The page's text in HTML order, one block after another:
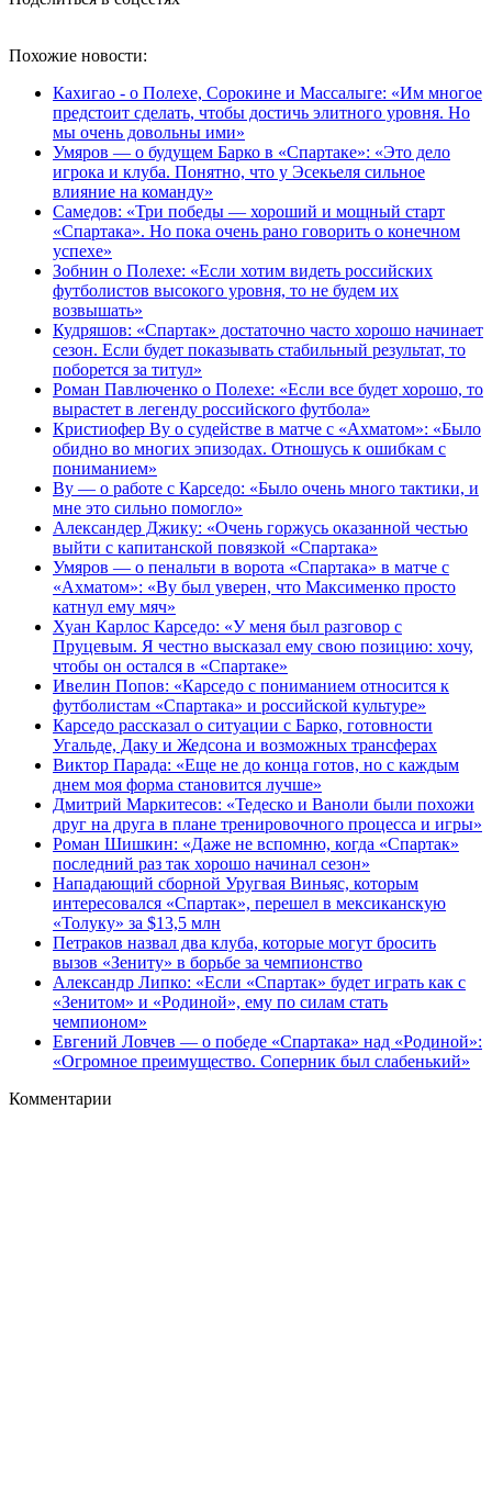
Похожие новости:
Кахигао - о Полехе, Сорокине и Массалыге: «Им многое
предстоит сделать, чтобы достичь элитного уровня. Но
мы очень довольны ими»
Умяров — о будущем Барко в «Спартаке»: «Это дело
игрока и клуба. Понятно, что у Эсекьеля сильное
влияние на команду»
Самедов: «Три победы — хороший и мощный старт
«Спартака». Но пока очень рано говорить о конечном
успехе»
Зобнин о Полехе: «Если хотим видеть российских
футболистов высокого уровня, то не будем их
возвышать»
Кудряшов: «Спартак» достаточно часто хорошо начинает
сезон. Если будет показывать стабильный результат, то
поборется за титул»
Роман Павлюченко о Полехе: «Если все будет хорошо, то
вырастет в легенду российского футбола»
Кристиофер Ву о судействе в матче с «Ахматом»: «Было
обидно во многих эпизодах. Отношусь к ошибкам с
пониманием»
Ву — о работе с Карседо: «Было очень много тактики, и
мне это сильно помогло»
Александер Джику: «Очень горжусь оказанной честью
выйти с капитанской повязкой «Спартака»
Умяров — о пенальти в ворота «Спартака» в матче с
«Ахматом»: «Ву был уверен, что Максименко просто
катнул ему мяч»
Хуан Карлос Карседо: «У меня был разговор с
Пруцевым. Я честно высказал ему свою позицию: хочу,
чтобы он остался в «Спартаке»
Ивелин Попов: «Карседо с пониманием относится к
футболистам «Спартака» и российской культуре»
Карседо рассказал о ситуации с Барко, готовности
Угальде, Даку и Жедсона и возможных трансферах
Виктор Парада: «Еще не до конца готов, но с каждым
днем моя форма становится лучше»
Дмитрий Маркитесов: «Тедеско и Ваноли были похожи
друг на друга в плане тренировочного процесса и игры»
Роман Шишкин: «Даже не вспомню, когда «Спартак»
последний раз так хорошо начинал сезон»
Нападающий сборной Уругвая Виньяс, которым
интересовался «Спартак», перешел в мексиканскую
«Толуку» за $13,5 млн
Петраков назвал два клуба, которые могут бросить
вызов «Зениту» в борьбе за чемпионство
Александр Липко: «Если «Спартак» будет играть как с
«Зенитом» и «Родиной», ему по силам стать
чемпионом»
Евгений Ловчев — о победе «Спартака» над «Родиной»:
«Огромное преимущество. Соперник был слабенький»
Комментарии